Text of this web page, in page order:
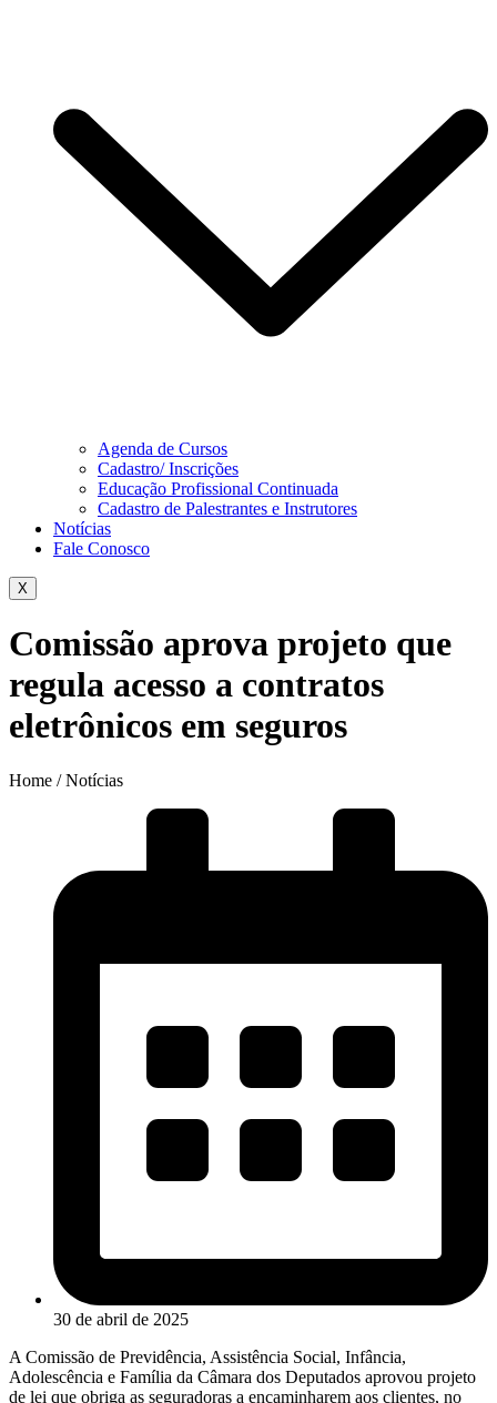
Agenda de Cursos
Cadastro/ Inscrições
Educação Profissional Continuada
Cadastro de Palestrantes e Instrutores
Notícias
Fale Conosco
X
Comissão aprova projeto que
regula acesso a contratos
eletrônicos em seguros
Home / Notícias
30 de abril de 2025
A Comissão de Previdência, Assistência Social, Infância,
Adolescência e Família da Câmara dos Deputados aprovou projeto
de lei que obriga as seguradoras a encaminharem aos clientes, no